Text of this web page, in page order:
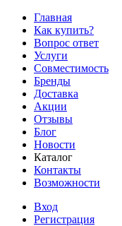
Главная
Как купить?
Вопрос ответ
Услуги
Совместимость
Бренды
Доставка
Акции
Отзывы
Блог
Новости
Каталог
Контакты
Возможности
Вход
Регистрация